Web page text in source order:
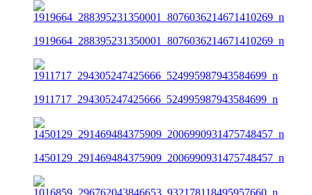
1919664_288395231350001_8076036214671410269_n
1911717_294305247425666_524995987943584699_n
1450129_291469484375909_2006990931475748457_n